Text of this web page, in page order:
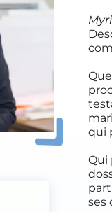
qui
Qui
ses